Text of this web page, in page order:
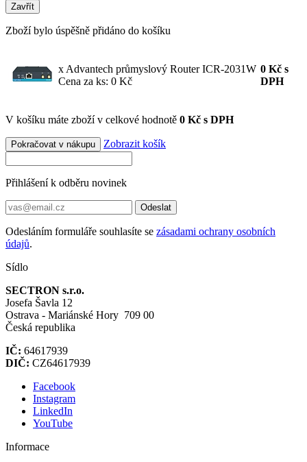
Zavřít
Zboží bylo úspěšně přidáno do košíku
x Advantech průmyslový Router ICR-2031W
Cena za ks: 0 Kč
0 Kč s
DPH
V košíku máte zboží v celkové hodnotě 0 Kč s DPH
Pokračovat v nákupu Zobrazit košík
Přihlášení k odběru novinek
Odeslat
Odesláním formuláře souhlasíte se zásadami ochrany osobních
údajů.
Sídlo
SECTRON s.r.o.
Josefa Šavla 12
Ostrava - Mariánské Hory 709 00
Česká republika
IČ: 64617939
DIČ: CZ64617939
Facebook
Instagram
LinkedIn
YouTube
Informace